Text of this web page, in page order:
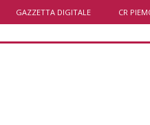
GAZZETTA DIGITALE CR